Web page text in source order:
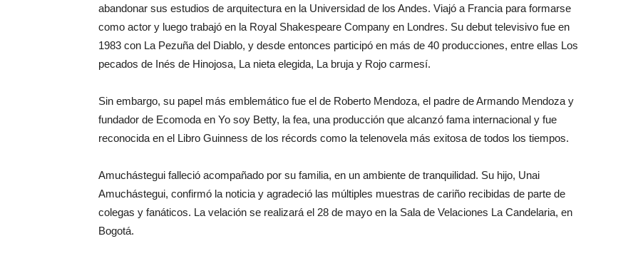
abandonar sus estudios de arquitectura en la Universidad de los Andes. Viajó a Francia para formarse
como actor y luego trabajó en la Royal Shakespeare Company en Londres. Su debut televisivo fue en
1983 con La Pezuña del Diablo, y desde entonces participó en más de 40 producciones, entre ellas Los
pecados de Inés de Hinojosa, La nieta elegida, La bruja y Rojo carmesí.
Sin embargo, su papel más emblemático fue el de Roberto Mendoza, el padre de Armando Mendoza y
fundador de Ecomoda en Yo soy Betty, la fea, una producción que alcanzó fama internacional y fue
reconocida en el Libro Guinness de los récords como la telenovela más exitosa de todos los tiempos.
Amuchástegui falleció acompañado por su familia, en un ambiente de tranquilidad. Su hijo, Unai
Amuchástegui, confirmó la noticia y agradeció las múltiples muestras de cariño recibidas de parte de
colegas y fanáticos. La velación se realizará el 28 de mayo en la Sala de Velaciones La Candelaria, en
Bogotá.